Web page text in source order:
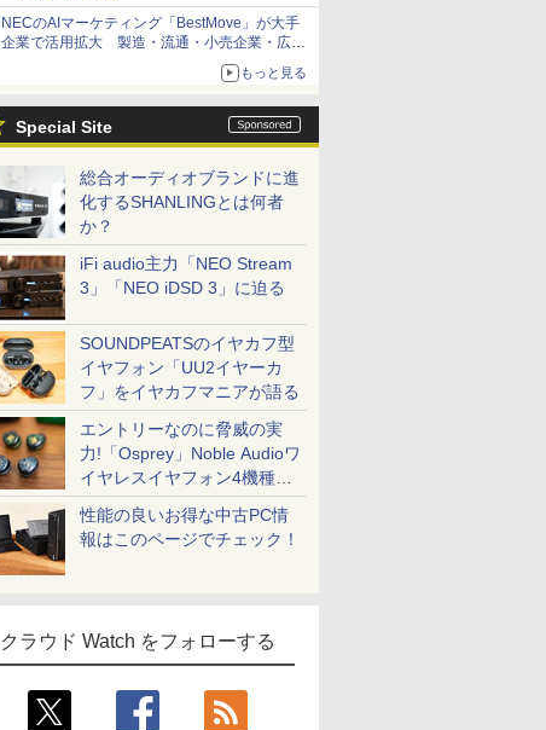
NECのAIマーケティング「BestMove」が大手
企業で活用拡大 製造・流通・小売企業・広告
もっと見る
Special Site
総合オーディオブランドに進
化するSHANLINGとは何者
か？
iFi audio主力「NEO Stream
3」「NEO iDSD 3」に迫る
SOUNDPEATSのイヤカフ型
イヤフォン「UU2イヤーカ
フ」をイヤカフマニアが語る
エントリーなのに脅威の実
力!「Osprey」Noble Audioワ
イヤレスイヤフォン4機種を
一気に聴く
性能の良いお得な中古PC情
報はこのページでチェック！
クラウド Watch をフォローする